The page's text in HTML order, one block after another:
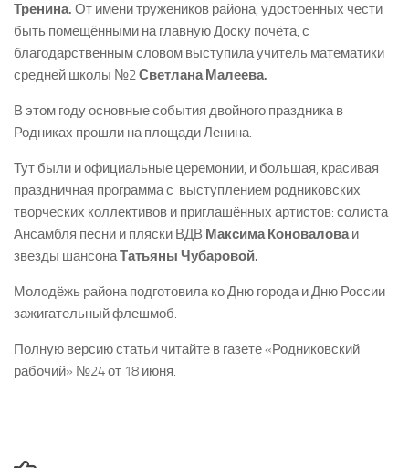
Тренина. От имени тружеников района, удостоенных чести
быть помещёнными на главную Доску почёта, с
благодарственным словом выступила учитель математики
средней школы №2Светлана Малеева.
В этом году основные события двойного праздника в
Родниках прошли на площади Ленина.
Тут были и официальные церемонии, и большая, красивая
праздничная программа с выступлением родниковских
творческих коллективов и приглашённых артистов: солиста
Ансамбля песни и пляски ВДВ Максима Коноваловаи
звезды шансонаТатьяны Чубаровой.
Молодёжь района подготовила ко Дню города и Дню России
зажигательный флешмоб.
Полную версию статьи читайте в газете «Родниковский
рабочий» №24 от 18 июня.